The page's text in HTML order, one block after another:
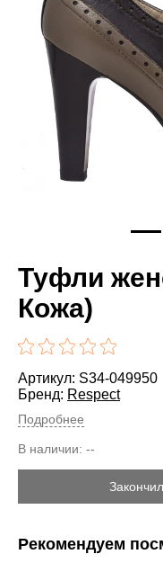
Туфли
Кожа)
Артикул: S34-049950
Бренд: Respect
Подробнее
В наличии: --
Рекомендуем